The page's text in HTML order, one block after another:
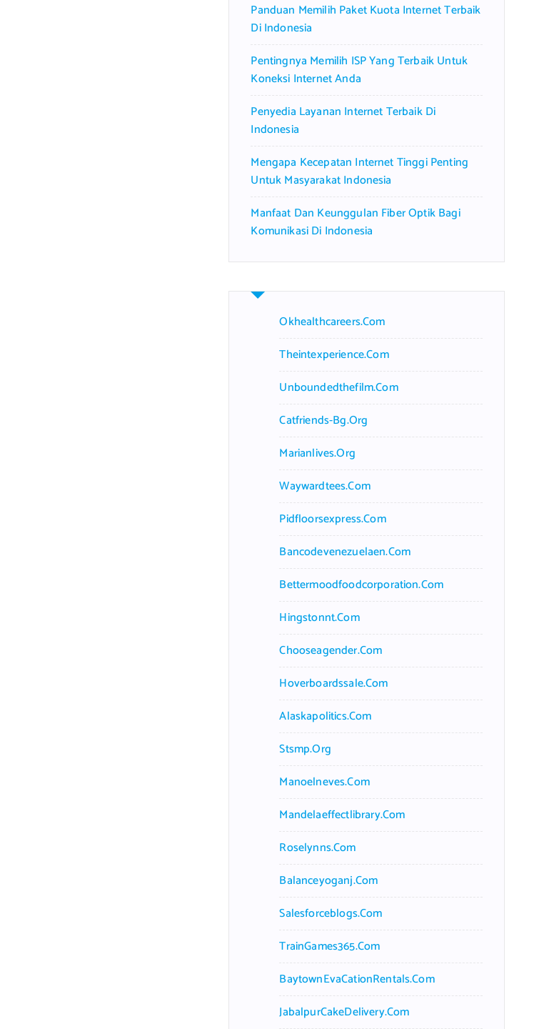
:Panduan Memilih Paket Kuota Internet Terbaik
Di Indonesia
Pentingnya Memilih ISP Yang Terbaik Untuk
Koneksi Internet Anda
Penyedia Layanan Internet Terbaik Di
Indonesia
Mengapa Kecepatan Internet Tinggi Penting
Untuk Masyarakat Indonesia
Manfaat Dan Keunggulan Fiber Optik Bagi
Komunikasi Di Indonesia
Okhealthcareers.com
Theintexperience.com
Unboundedthefilm.com
Catfriends-Bg.org
Marianlives.org
Waywardtees.com
Pidfloorsexpress.com
Bancodevenezuelaen.com
Bettermoodfoodcorporation.com
Hingstonnt.com
Chooseagender.com
Hoverboardssale.com
Alaskapolitics.com
Stsmp.org
Manoelneves.com
Mandelaeffectlibrary.com
Roselynns.com
Balanceyoganj.com
Salesforceblogs.com
TrainGames365.com
BaytownEvaCationRentals.com
JabalpurCakeDelivery.com